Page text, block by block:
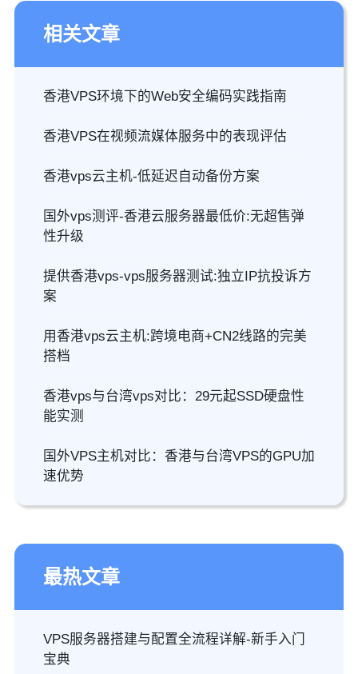
相关文章
香港VPS环境下的Web安全编码实践指南
香港VPS在视频流媒体服务中的表现评估
香港vps云主机-低延迟自动备份方案
国外vps测评-香港云服务器最低价:无超售弹
性升级
提供香港vps-vps服务器测试:独立IP抗投诉方
案
用香港vps云主机:跨境电商+CN2线路的完美
搭档
香港vps与台湾vps对比：29元起SSD硬盘性
能实测
国外VPS主机对比：香港与台湾VPS的GPU加
速优势
最热文章
VPS服务器搭建与配置全流程详解-新手入门
宝典